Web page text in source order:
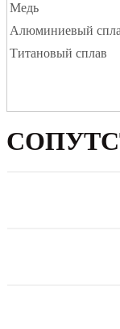
Медь
Алюминиевый
Титановый сплав